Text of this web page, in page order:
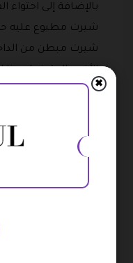
بالإضافة إلى
شيرت مطبوع عليه
شيرت مبطن من
استخدام العملاء كود
مقاسات كبيرة:
للمقاسات الكبيرة
طلباتهم ويحتوي
مجموعة كبيرة من
كود خصم زافول علي
✖